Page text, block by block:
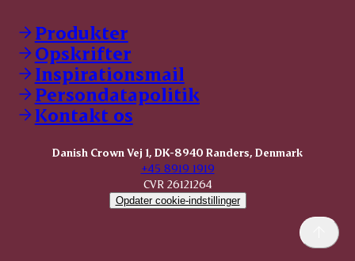
Dyrbar
GØL
Tulip
Friland
Dansk Kødkvæg
STOLT
Dansk Kalv
KOMBI Hak
Produkter
Opskrifter
Inspirationsmail
Persondatapolitik
Kontakt os
Danish Crown Vej 1, DK-8940 Randers, Denmark
+45 8919 1919
CVR 26121264
Opdater cookie-indstillinger